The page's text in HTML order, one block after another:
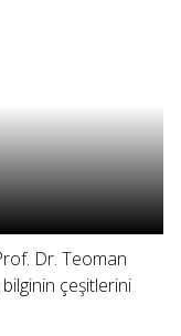
Dr. Teoman
çeşitlerini